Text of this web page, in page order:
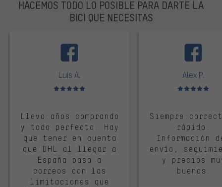
HACEMOS TODO LO POSIBLE PARA DARTE LA
BICI QUE NECESITAS
Luis A.
Valoración media: 5 de 5
Llevo años comprando
y todo perfecto. Hay
que tener en cuenta
que DHL al llegar a
España pasa a
correos con las
limitaciones que
Alex P.
Valoración
Siempre
rápido.
Información
envío,
y precios
buenos.